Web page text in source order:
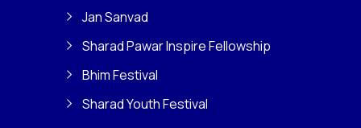
Jan Sanvad
Sharad Pawar Inspire Fellowship
Bhim Festival
Sharad Youth Festival